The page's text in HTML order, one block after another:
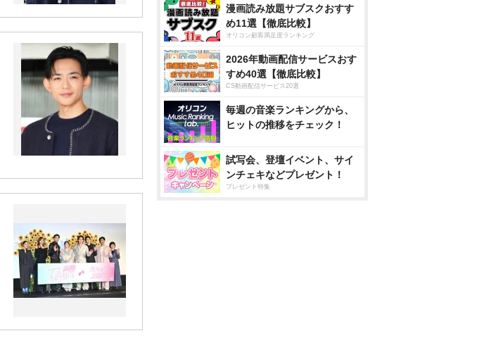
漫画読み放題サブスクおすす
め11選【徹底比較】
オリコン顧客満足度ランキング
2026年動画配信サービスおす
すめ40選【徹底比較】
CS動画配信サービス20選
毎週の音楽ランキングから、
ヒットの推移をチェック！
試写会、登壇イベント、サイ
ンチェキなどプレゼント！
プレゼント特集